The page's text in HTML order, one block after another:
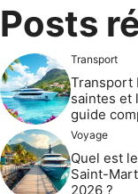
Posts
Transport
Transport
saintes et
guide
Voyage
Quel est
Saint-
2026 ?